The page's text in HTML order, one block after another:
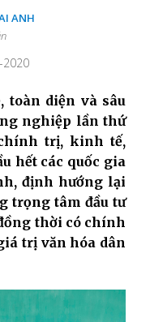
ANH
2020
toàn diện và sâu
nghiệp lần thứ
trị, kinh tế,
hết các quốc gia
định hướng lại
trọng tâm đầu tư
thời có chính
trị văn hóa dân